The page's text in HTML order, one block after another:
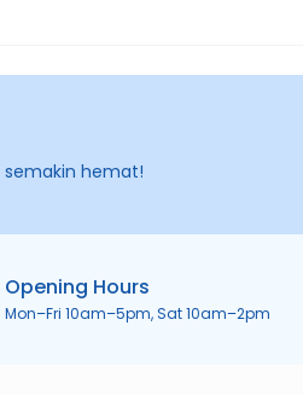
hemat!
Opening Hours
Mon–Fri 10am–5pm, Sat 10am–2pm